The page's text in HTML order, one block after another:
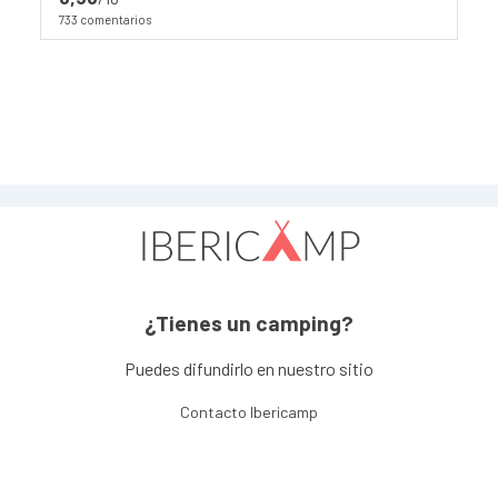
733 comentarios
¿Tienes un camping?
Puedes difundirlo en nuestro sitio
Contacto Ibericamp